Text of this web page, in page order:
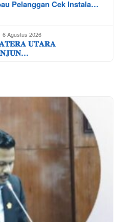
Pelanggan Cek Instala…
6 Agustus 2026
𝐔𝐓𝐀𝐑𝐀